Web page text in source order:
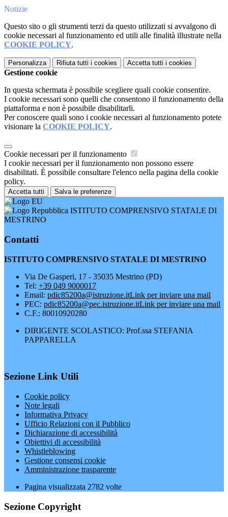
Notizie
Questo sito o gli strumenti terzi da questo utilizzati si avvalgono di
cookie necessari al funzionamento ed utili alle finalità illustrate nella
COOKIE POLICY.
Personalizza Rifiuta tutti i cookies Accetta tutti i cookies
Gestione cookie
In questa schermata è possibile scegliere quali cookie consentire.
I cookie necessari sono quelli che consentono il funzionamento della
piattaforma e non è possibile disabilitarli.
Per conoscere quali sono i cookie necessari al funzionamento potete
visionare la COOKIE POLICY.
Cookie necessari per il funzionamento
I cookie necessari per il funzionamento non possono essere
disabilitati. È possibile consultare l'elenco nella pagina della cookie
policy.
Accetta tutti Salva le preferenze
ISTITUTO COMPRENSIVO STATALE DI
MESTRINO
Contatti
ISTITUTO COMPRENSIVO STATALE DI MESTRINO
Via De Gasperi, 17 - 35035 Mestrino (PD)
Tel: +39 049 9000017
Email: pdic85200a@istruzione.itLink per inviare una mail
PEC: pdic85200a@pec.istruzione.itLink per inviare una mail
C.F.: 80010920280
DIRIGENTE SCOLASTICO: Prof.ssa STEFANIA
PAPPARELLA
Sezione Link Utili
Cookie policy
Note legali
Informativa Privacy
Ufficio Relazioni con il Pubblico
Dichiarazione di accessibilità
Obiettivi di accessibilità
Whistleblowing
Gestione consensi cookie
Amministrazione trasparente
Pagina visualizzata 2782 volte
Sezione Copyright